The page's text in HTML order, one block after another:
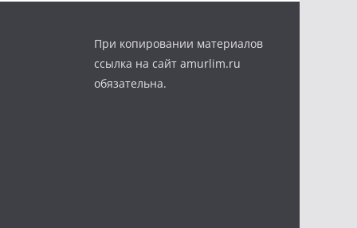
При копировании материалов
ссылка на сайт amurlim.ru
обязательна.